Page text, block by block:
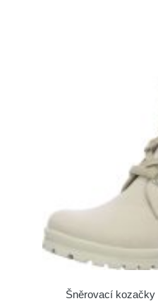
Šněrovací